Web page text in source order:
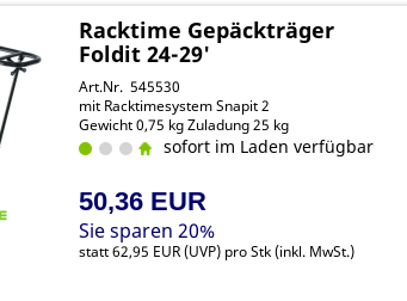
Racktime Gepäckträger
Foldit 24-29'
Art.Nr. 545530
mit Racktimesystem Snapit 2
Gewicht 0,75 kg Zuladung 25 kg
sofort im Laden verfügbar
50,36 EUR
Sie sparen 20%
statt62,95 EUR(UVP) pro Stk (inkl. MwSt.)